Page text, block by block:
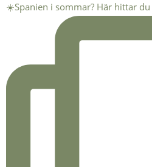
☀️Spanien i sommar? Här hittar